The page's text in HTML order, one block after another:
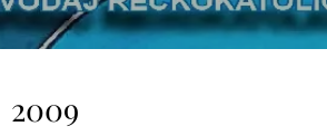
2009